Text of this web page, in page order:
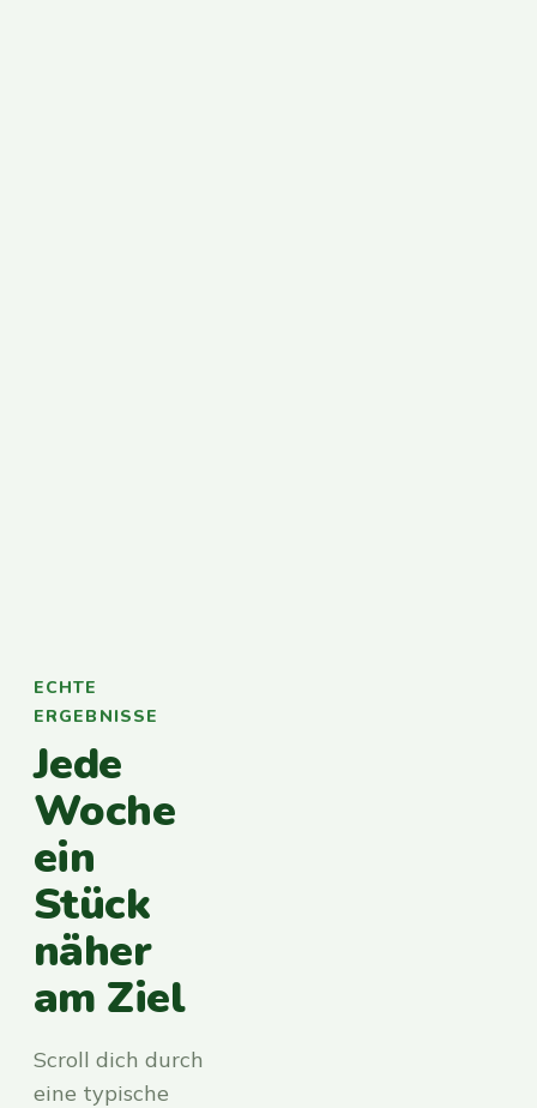
ECHTE
ERGEBNISSE
Jede
Woche
ein
Stück
näher
am Ziel
Scroll dich durch
eine typische